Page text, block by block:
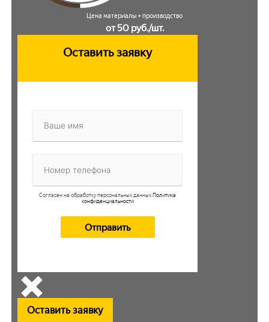
Цена материалы + производство
от 50 руб./шт.
Оставить заявку
Согласен на обработку персональных данныхПолитика
конфиденциальности
Оставить заявку